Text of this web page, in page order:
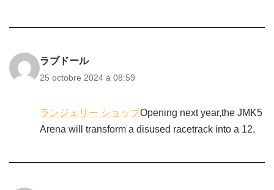
ラブドール
25 octobre 2024 à 08:59
ランジェリー ショップOpening next year,the JMK5
Arena will transform a disused racetrack into a 12,